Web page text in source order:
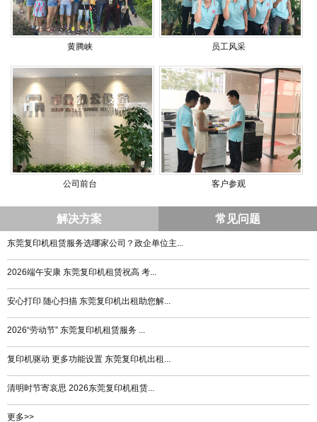
黄腾峡 员工风采
公司前台 客户参观
解决方案 常见问题
东莞复印机租赁服务选哪家公司？政企单位主...
2026端午安康 东莞复印机租赁祝高 考...
安心打印 随心扫描 东莞复印机出租助您解...
2026“劳动节” 东莞复印机租赁服务 ...
复印机驱动 更多功能设置 东莞复印机出租...
清明时节寄哀思 2026东莞复印机租赁...
更多>>